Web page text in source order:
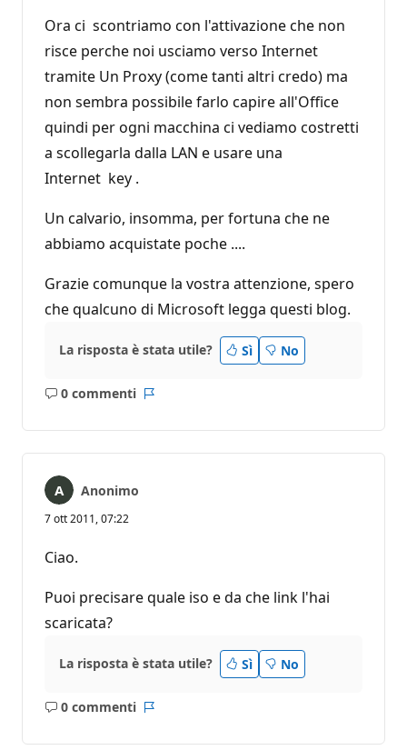
Ora ci scontriamo con l'attivazione che non
risce perche noi usciamo verso Internet
tramite Un Proxy (come tanti altri credo) ma
non sembra possibile farlo capire all'Office
quindi per ogni macchina ci vediamo costretti
a scollegarla dalla LAN e usare una
Internet key .
Un calvario, insomma, per fortuna che ne
abbiamo acquistate poche ....
Grazie comunque la vostra attenzione, spero
che qualcuno di Microsoft legga questi blog.
La risposta è stata utile? Sì No
0 commenti
Nessun
Anonimo
7 ott 2011, 07:22
Ciao.
Puoi precisare quale iso e da che link l'hai
scaricata?
La risposta è stata utile? Sì No
0 commenti
Nessun